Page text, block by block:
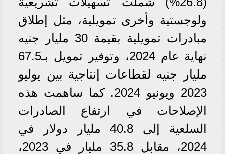
ولوجستية وأخرى تمويلية، مثل إطلاق
مبادرات تمويلية بقيمة 30 مليار جنيه
نهاية عام 2024، وتوفير تمويل بـ67.5
مليار جنيه لقطاعات إنتاجية بين يوليو
2023 ويونيو 2024. كما ساهمت هذه
الإصلاحات في ارتفاع الصادرات
السلعية إلى 40.8 مليار دولار في
2024، مقابل 35.8 مليار في 2023،